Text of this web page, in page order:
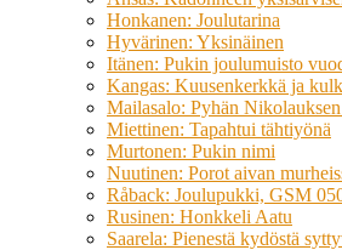
Honkanen: Joulutarina
Hyvärinen: Yksinäinen
Itänen: Pukin joulumuisto
Kangas: Kuusenkerkkä ja
Mailasalo: Pyhän
Miettinen: Tapahtui tähtiyönä
Murtonen: Pukin nimi
Nuutinen: Porot aivan
Råback: Joulupukki, GSM
Rusinen: Honkkeli Aatu
Saarela: Pienestä kydöstä